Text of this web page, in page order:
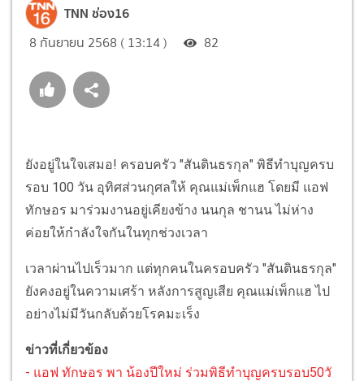
TNN ช่อง16
8 กันยายน 2568 ( 13:14 ) 82
ยังอยู่ในใจเสมอ! ครอบครัว "สันตินธรกุล" พิธีทำบุญครบ
รอบ 100 วัน อุทิศส่วนกุศลให้ คุณแม่เพ็กแฮ โดยมี แอฟ
ทักษอร มาร่วมงานอยู่เคียงข้าง นนกุล ชานน ไม่ห่าง
ค่อยให้กำลังใจกันในทุกช่วงเวลา
เวลาผ่านไปเร็วมาก แต่ทุกคนในครอบครัว "สันตินธรกุล"
ยังคงอยู่ในความเศร้า หลังการสูญเสีย คุณแม่เพ็กแฮ ไป
อย่างไม่มีวันกลับด้วยโรคมะเร็ง
ข่าวที่เกี่ยวข้อง
- แอฟ ทักษอร พา น้องปีใหม่ ร่วมพิธีทำบุญครบรอบ50วั